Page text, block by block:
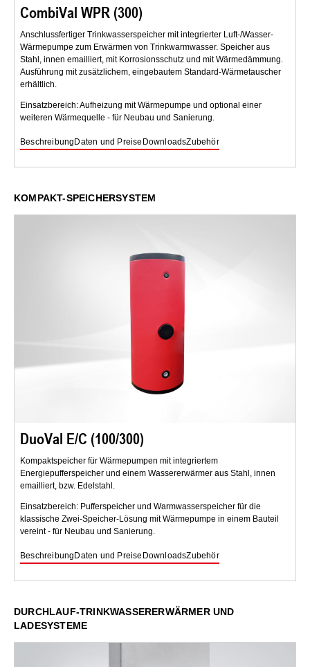
CombiVal WPR (300)
Anschlussfertiger Trinkwasserspeicher mit integrierter Luft-/Wasser-
Wärmepumpe zum Erwärmen von Trinkwarmwasser. Speicher aus
Stahl, innen emailliert, mit Korrosionsschutz und mit Wärmedämmung.
Ausführung mit zusätzlichem, eingebautem Standard-Wärmetauscher
erhältlich.
Einsatzbereich: Aufheizung mit Wärmepumpe und optional einer
weiteren Wärmequelle - für Neubau und Sanierung.
BeschreibungDaten und Preise DownloadsZubehör
KOMPAKT-SPEICHERSYSTEM
DuoVal E/C (100/300)
Kompaktspeicher für Wärmepumpen mit integriertem
Energiepufferspeicher und einem Wassererwärmer aus Stahl, innen
emailliert, bzw. Edelstahl.
Einsatzbereich: Pufferspeicher und Warmwasserspeicher für die
klassische Zwei-Speicher-Lösung mit Wärmepumpe in einem Bauteil
vereint - für Neubau und Sanierung.
Beschreibung Daten und Preise DownloadsZubehör
DURCHLAUF-TRINKWASSERERWÄRMER UND
LADESYSTEME